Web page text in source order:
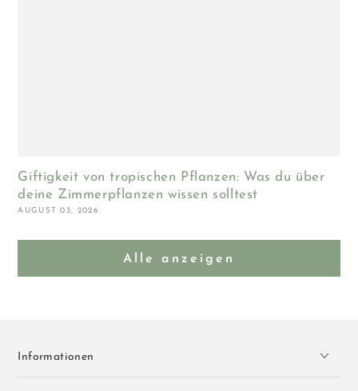
Giftigkeit von tropischen Pflanzen: Was du über
deine Zimmerpflanzen wissen solltest
AUGUST 03, 2026
Alle anzeigen
Informationen